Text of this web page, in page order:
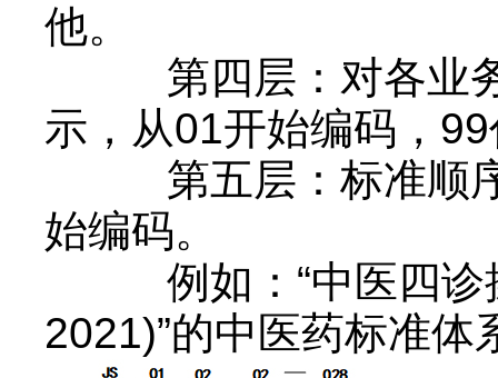
他。
第四层： 对各业
示，从01开始编码，
第五层： 标准顺
始编码。
例如：“中医四诊
2021)”的中医药标准体